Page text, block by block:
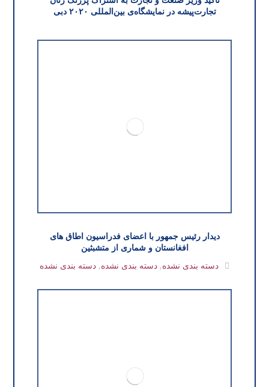
تجارت‌پیشه در نمایشگاه‌ی بین‌المللی ۲۰۲۰ دبی
دیدار رئیس جمهور با اعضای فدراسیون اطاق های
افغانستان و شماری از متشبثین
دسته بندی نشده, دسته بندی نشده, دسته بندی نشده